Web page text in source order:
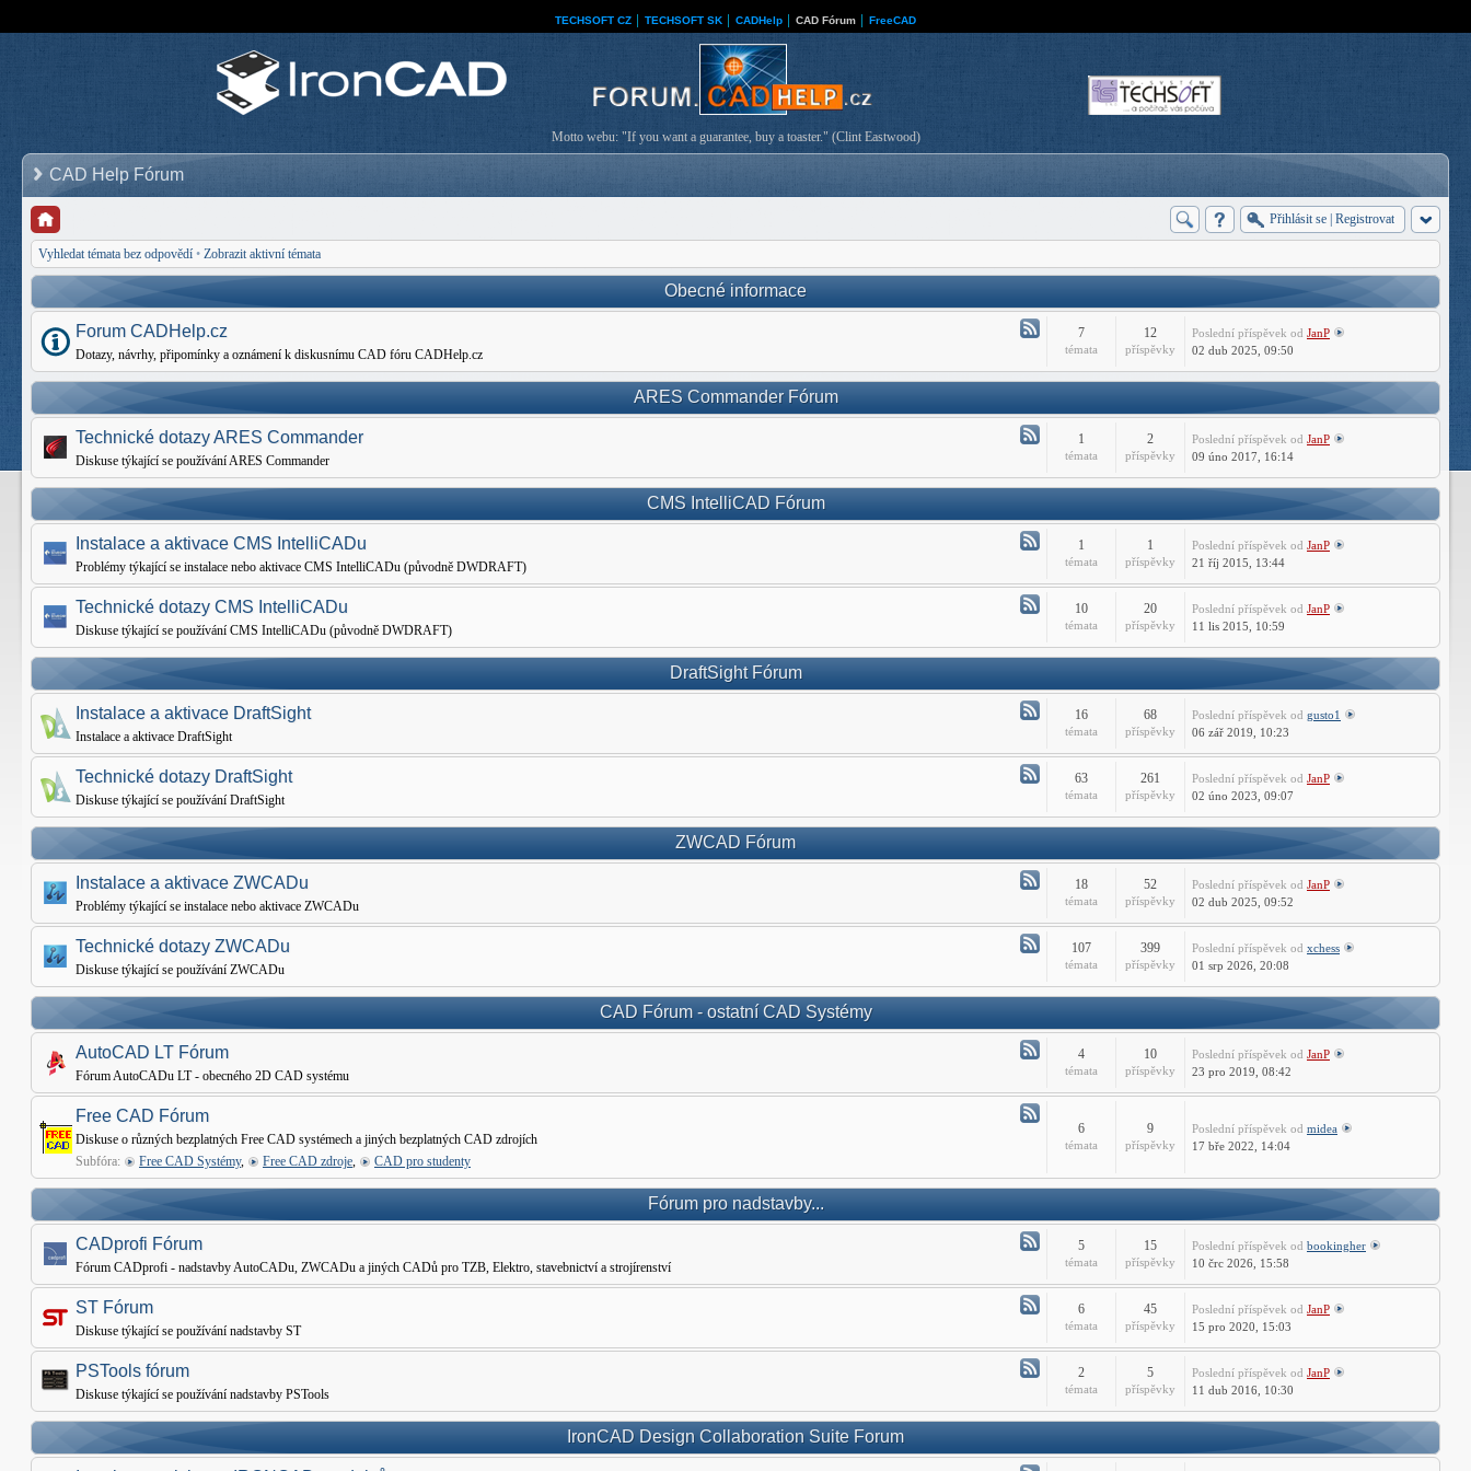
TECHSOFT CZ TECHSOFT SK CADHelp CAD Fórum FreeCAD
Motto webu: "If you want a guarantee, buy a toaster." (Clint Eastwood)
CAD Help Fórum
Přihlásit se Registrovat
Vyhledat témata bez odpovědí • Zobrazit aktivní témata
Obecné informace
Atom
-
Forum CADHelp.cz
Dotazy, návrhy, připomínky a oznámení k diskusnímu CAD fóru CADHelp.cz
7
témata
12
příspěvky
Poslední příspěvek od JanP
02 dub 2025, 09:50
ARES Commander Fórum
Atom
-
Commander
Technické dotazy ARES Commander
Diskuse týkající se používání ARES Commander
1
témata
2
příspěvky
Poslední příspěvek od JanP
09 úno 2017, 16:14
CMS IntelliCAD Fórum
Atom
-
Instalace
CMS
Instalace a aktivace CMS IntelliCADu
Problémy týkající se instalace nebo aktivace CMS IntelliCADu (původně DWDRAFT)
1
témata
1
příspěvky
Poslední příspěvek od JanP
21 říj 2015, 13:44
Atom
-
IntelliCADu
Technické dotazy CMS IntelliCADu
Diskuse týkající se používání CMS IntelliCADu (původně DWDRAFT)
10
témata
20
příspěvky
Poslední příspěvek od JanP
11 lis 2015, 10:59
DraftSight Fórum
Atom
-
Instalace
DraftSight
Instalace a aktivace DraftSight
Instalace a aktivace DraftSight
16
témata
68
příspěvky
Poslední příspěvek od gusto1
06 zář 2019, 10:23
Atom
-
Technické dotazy DraftSight
Diskuse týkající se používání DraftSight
63
témata
261
příspěvky
Poslední příspěvek od JanP
02 úno 2023, 09:07
ZWCAD Fórum
Atom
-
Instalace
ZWCADu
Instalace a aktivace ZWCADu
Problémy týkající se instalace nebo aktivace ZWCADu
18
témata
52
příspěvky
Poslední příspěvek od JanP
02 dub 2025, 09:52
Atom
-
Technické dotazy ZWCADu
Diskuse týkající se používání ZWCADu
107
témata
399
příspěvky
Poslední příspěvek od xchess
01 srp 2026, 20:08
CAD Fórum - ostatní CAD Systémy
Atom
-
Fórum
AutoCAD LT Fórum
Fórum AutoCADu LT - obecného 2D CAD systému
4
témata
10
příspěvky
Poslední příspěvek od JanP
23 pro 2019, 08:42
CAD
Free CAD Fórum
Diskuse o různých bezplatných Free CAD systémech a jiných bezplatných CAD zdrojích
Subfóra:
Free CAD Systémy, Free CAD zdroje, CAD pro studenty
6
témata
9
příspěvky
Poslední příspěvek od midea
17 bře 2022, 14:04
Fórum pro nadstavby...
Atom
-
CADprofi
Fórum
CADprofi Fórum
Fórum CADprofi - nadstavby AutoCADu, ZWCADu a jiných CADů pro TZB, Elektro, stavebnictví a strojírenství
5
témata
15
příspěvky
Poslední příspěvek od bookingher
10 črc 2026, 15:58
Atom
-
Fórum
ST Fórum
Diskuse týkající se používání nadstavby ST
6
témata
45
příspěvky
Poslední příspěvek od JanP
15 pro 2020, 15:03
Atom
-
PSTools fórum
Diskuse týkající se používání nadstavby PSTools
2
témata
5
příspěvky
Poslední příspěvek od JanP
11 dub 2016, 10:30
IronCAD Design Collaboration Suite Forum